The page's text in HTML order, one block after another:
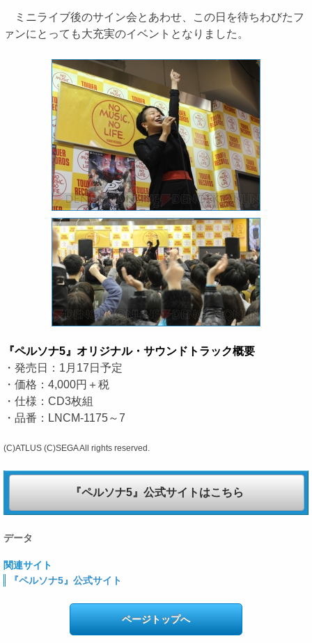
ミニライブ後のサイン会とあわせ、この日を待ちわびたフ
ァンにとっても大充実のイベントとなりました。
『ペルソナ5』オリジナル・サウンドトラック概要
・発売日：1月17日予定
・価格：4,000円＋税
・仕様：CD3枚組
・品番：LNCM-1175～7
(C)ATLUS (C)SEGA All rights reserved.
『ペルソナ5』公式サイトはこちら
データ
関連サイト
『ペルソナ5』公式サイト
ページトップへ